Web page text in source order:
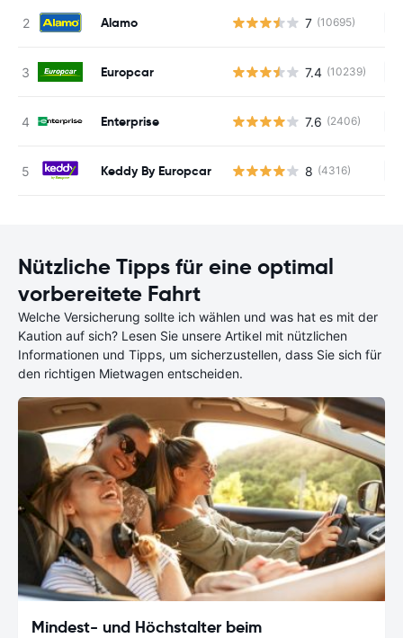
Alamo 7 (10695)
Europcar 7.4 (10239)
Enterprise 7.6 (2406)
Keddy By Europcar 8 (4316)
Nützliche Tipps für eine optimal
vorbereitete Fahrt
Welche Versicherung sollte ich wählen und was hat es mit der
Kaution auf sich? Lesen Sie unsere Artikel mit nützlichen
Informationen und Tipps, um sicherzustellen, dass Sie sich für
den richtigen Mietwagen entscheiden.
Mindest- und Höchstalter beim